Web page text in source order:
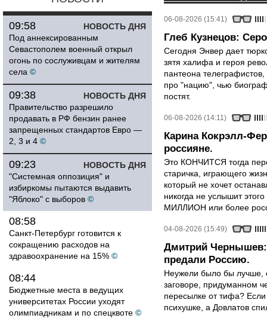
НОВОСТЬ ДНЯ
09:58
Под аннексированным
Севастополем военный открыл
огонь по сослуживцам и жителям
села ©
НОВОСТЬ ДНЯ
09:38
Правительство разрешило
продавать в РФ бензин ранее
запрещенных стандартов Евро —
2, 3 и 4 ©
НОВОСТЬ ДНЯ
09:23
"Системная оппозиция" и
избиркомы пытаются выдавить
"Яблоко" с выборов ©
08:58
Санкт-Петербург готовится к
сокращению расходов на
здравоохранение на 15% ©
08:44
Бюджетные места в ведущих
университетах России уходят
олимпиадникам и по спецквоте ©
06-08-2026 (15:41)
Глеб Кузнецов:
Сегодня Энвер дает
зятя халифа и героя
пантеона
про "нацию", чью
постят.
06-08-2026 (14:11)
Карина Кокрэлл-
россияне.
Это КОНЧИТСЯ тогда
старичка, играющего
который не хочет
никогда не услышит
МИЛЛИОН или более
04-08-2026 (15:49)
Дмитрий Чернышев:
предали Россию.
Неужели было бы лучше,
заговоре, придуманном
пересылке от тифа?
психушке, а Довлатов